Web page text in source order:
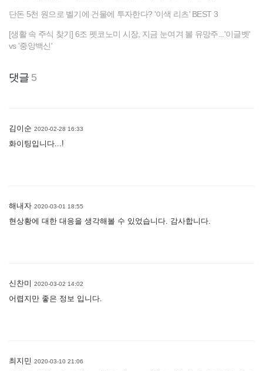
단돈 5천 원으로 벨기에 건물에 투자한다? '이색 리츠' BEST 3
[생활 속 주식 찾기] 6조 펫코노미 시장, 지금 눈여겨 볼 유망주...'이글벳'
vs '중앙백신'
댓글 5
김이순 2020-02-28 16:33
화이팅입니다...!
해내자 2020-03-01 18:55
현상황에 대한 대응을 생각해볼 수 있었습니다. 감사합니다.
신찬미 2020-03-02 14:02
어렵지만 좋은 정보 입니다.
최지민 2020-03-10 21:06